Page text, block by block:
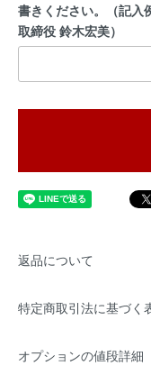
書きください。（記
取締役 鈴木宏美）
返品について
特定商取引法に基づく
オプションの値段詳細